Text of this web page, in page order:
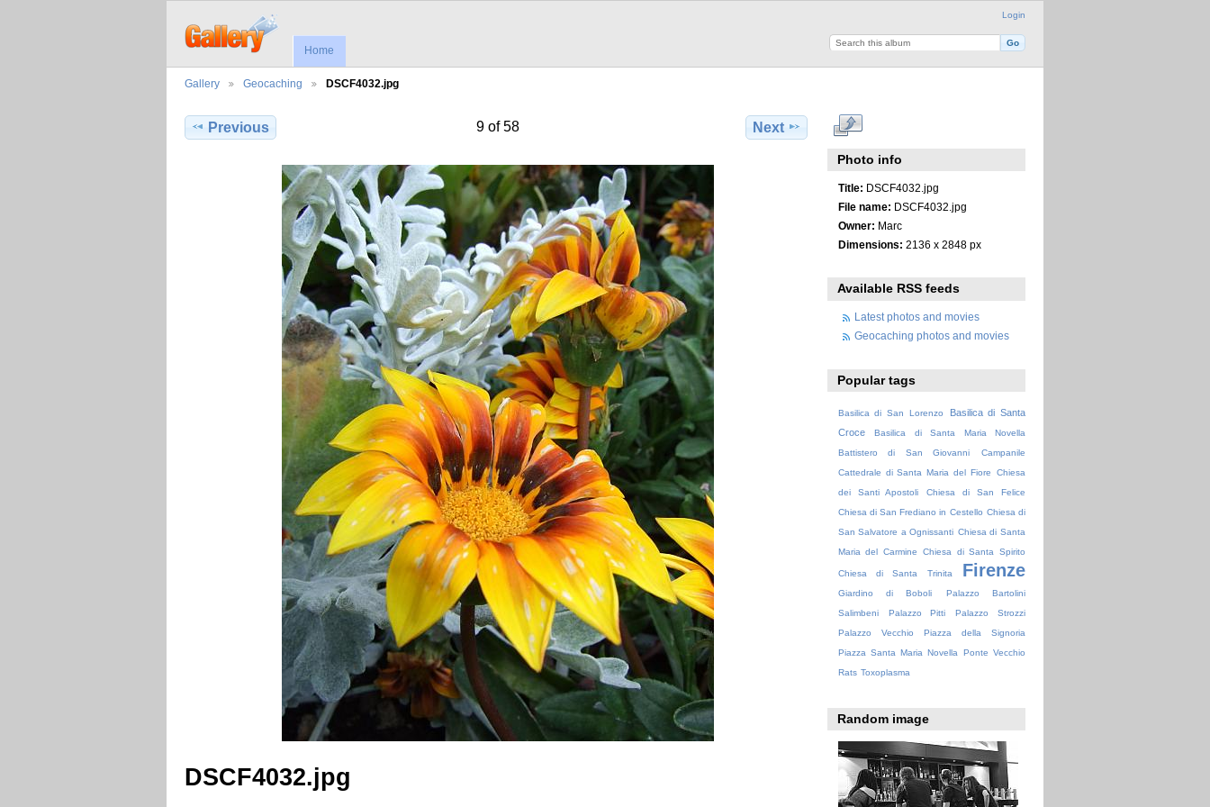
Login
Home
Gallery Geocaching DSCF4032.jpg
Previous 9 of 58 Next
DSCF4032.jpg
Photo info
Title: DSCF4032.jpg
File name: DSCF4032.jpg
Owner: Marc
Dimensions: 2136 x 2848 px
Available RSS feeds
Latest photos and movies
Geocaching photos and movies
Popular tags
Basilica di San Lorenzo
Basilica di Santa
Croce
Basilica di Santa Maria Novella
Battistero di San Giovanni
Campanile
Cattedrale di Santa Maria del Fiore
Chiesa
dei Santi Apostoli
Chiesa di San Felice
Chiesa di San Frediano in Cestello Chiesa di
San Salvatore a Ognissanti Chiesa di Santa
Maria del Carmine
Chiesa di Santa Spirito
Chiesa di Santa Trinita Firenze
Giardino di Boboli
Palazzo Bartolini
Salimbeni
Palazzo Pitti
Palazzo Strozzi
Palazzo Vecchio
Piazza della Signoria
Piazza Santa Maria Novella
Ponte Vecchio
Rats Toxoplasma
Random image